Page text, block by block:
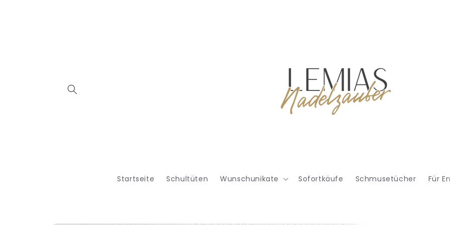
Startseite Schultüten Wunschunikate Sofortkäufe Schmusetücher Für